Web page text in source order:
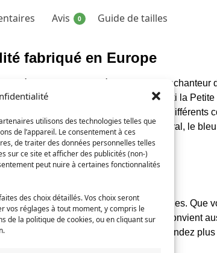
utilisons des technologies telles que
de l’appareil. Le consentement à ces
de traiter des données personnelles telles
sur ce site et afficher des publicités (non-)
peut nuire à certaines fonctionnalités
des choix détaillés. Vos choix seront
vos réglages à tout moment, y compris le
de la politique de cookies, ou en cliquant sur
Avis 0 Guide de tailles
fabriqué en Europe
en Europe. Inspiré de l’univers enchanteur
de Kiki dans le film d’animation « Kiki la
à l’œuvre de Miyazaki. Disponible en différents
le vert irlandais, le bleu clair, le bleu royal, le
Visage
pour s’adapter à toutes les morphologies. Que
son style Regular, ce sweat-shirt convient
que soit leur âge ou leur sexe. N’attendez